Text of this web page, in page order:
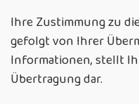
Ihre Zustimmung zu
gefolgt von Ihrer
Informationen, stellt
Übertragung dar.